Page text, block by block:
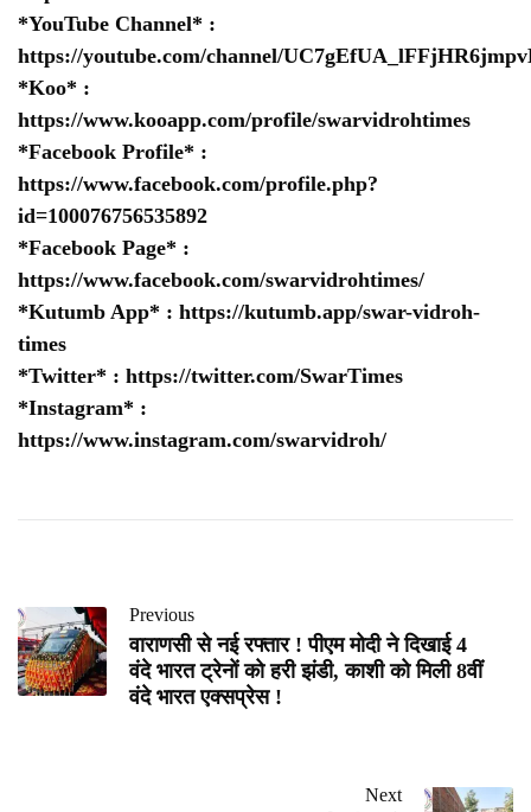
*YouTube Channel* :
https://youtube.com/channel/
*Koo* :
https://www.kooapp.com/profile/swarvidrohtimes
*Facebook Profile* :
https://www.facebook.com/profile.php?
id=100076756535892
*Facebook Page* :
https://www.facebook.com/swarvidrohtimes/
*Kutumb App* : https://kutumb.app/swar-vidroh-
times
*Twitter* : https://twitter.com/SwarTimes
*Instagram* :
https://www.instagram.com/swarvidroh/
Previous
वाराणसी से नई रफ्तार ! पीएम मोदी ने दिखाई 4
वंदे भारत ट्रेनों को हरी झंडी, काशी को मिली 8वीं
वंदे भारत एक्सप्रेस !
Next